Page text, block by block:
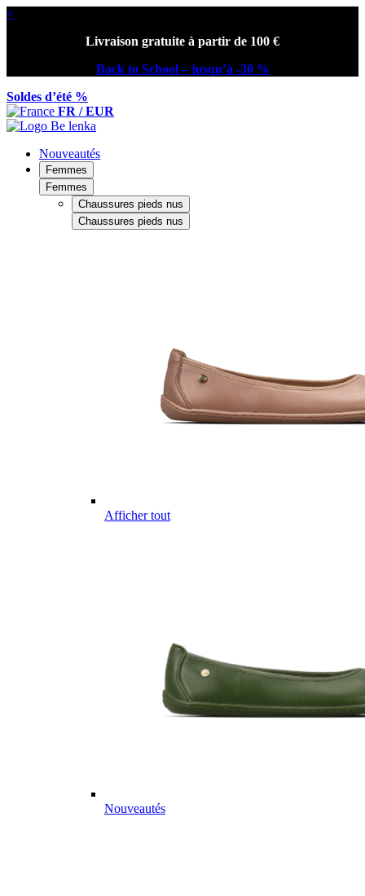
×
Livraison gratuite à partir de 100 €
Back to School – jusqu’à -30 %
Soldes d’été %
FR / EUR
Nouveautés
Femmes
Femmes
Chaussures pieds nus
Chaussures pieds nus
Afficher tout
Nouveautés